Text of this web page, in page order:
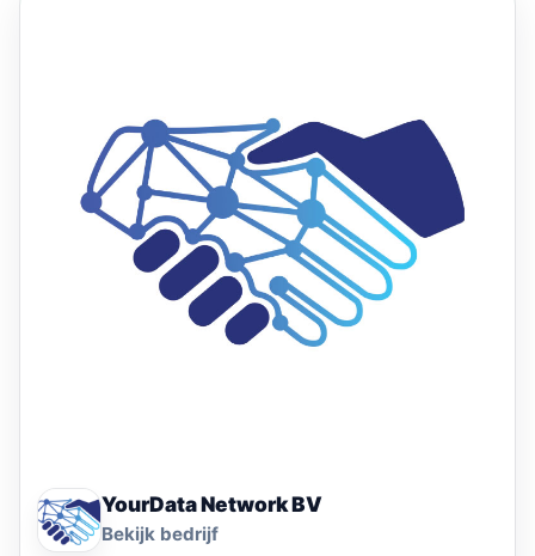
YourData Network BV
Bekijk bedrijf